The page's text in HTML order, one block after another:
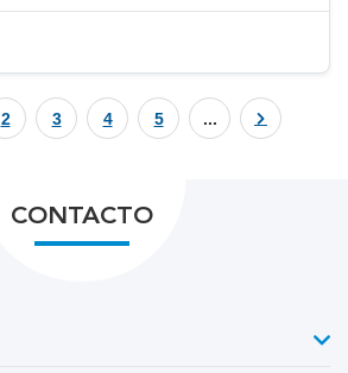
2 3 4 5 ...
CONTACTO